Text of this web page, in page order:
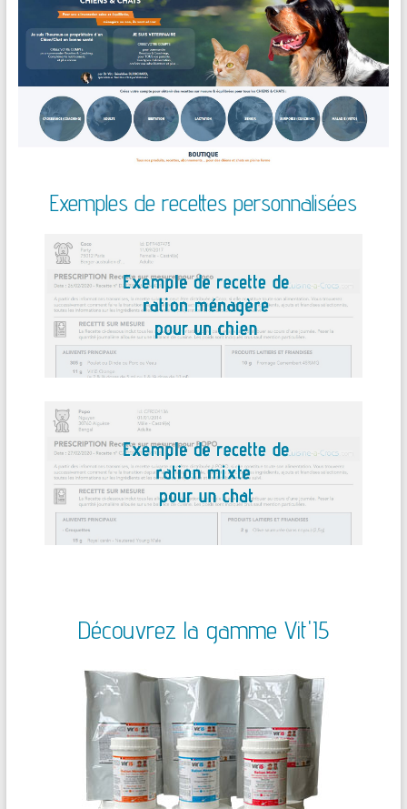
Exemples de recettes personnalisées
Découvrez la gamme Vit'I5